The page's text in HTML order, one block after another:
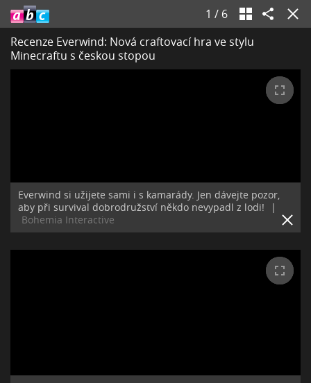
1 / 6
Recenze Everwind: Nová craftovací hra ve stylu
Minecraftu s českou stopou
Everwind si užijete sami i s kamarády. Jen dávejte pozor,
aby při survival dobrodružství někdo nevypadl z lodi!
|
Bohemia Interactive